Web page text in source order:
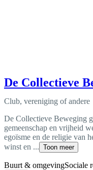
De Collectieve
Club, vereniging of andere
De Collectieve Beweging
gemeenschap en vrijheid
egoïsme en de religie van
winst en ... Toon meer
Buurt & omgevingSociale